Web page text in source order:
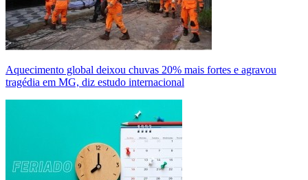
Aquecimento global deixou chuvas 20% mais fortes e agravou
tragédia em MG, diz estudo internacional